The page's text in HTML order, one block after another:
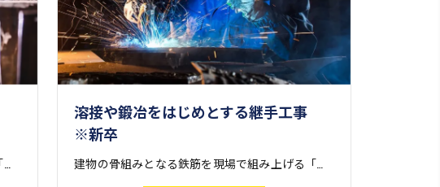
溶接や鍛冶をはじめとする継手工事
※新卒